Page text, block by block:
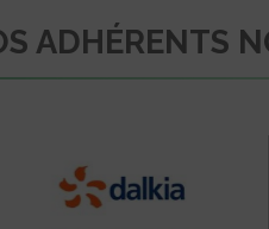
ADHÉRENTS